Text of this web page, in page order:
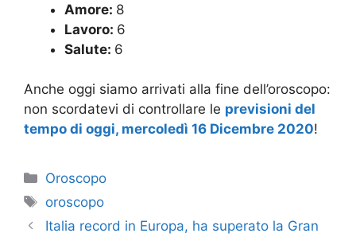
Amore: 8
Lavoro: 6
Salute: 6
Anche oggi siamo arrivati alla fine dell’oroscopo:
non scordatevi di controllare le previsioni del
tempo di oggi, mercoledì 16 Dicembre 2020!
Categorie
Oroscopo
Tag
oroscopo
Italia record in Europa, ha superato la Gran